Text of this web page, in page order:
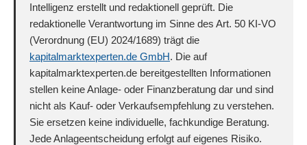
Intelligenz erstellt und redaktionell geprüft. Die
redaktionelle Verantwortung im Sinne des Art. 50 KI-VO
(Verordnung (EU) 2024/1689) trägt die
kapitalmarktexperten.de GmbH. Die auf
kapitalmarktexperten.de bereitgestellten Informationen
stellen keine Anlage- oder Finanzberatung dar und sind
nicht als Kauf- oder Verkaufsempfehlung zu verstehen.
Sie ersetzen keine individuelle, fachkundige Beratung.
Jede Anlageentscheidung erfolgt auf eigenes Risiko.